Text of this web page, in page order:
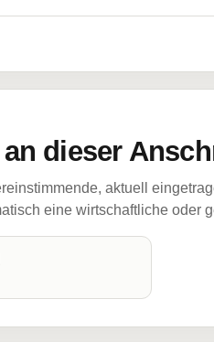
dieser
aktuell
eine wirtschaftliche oder